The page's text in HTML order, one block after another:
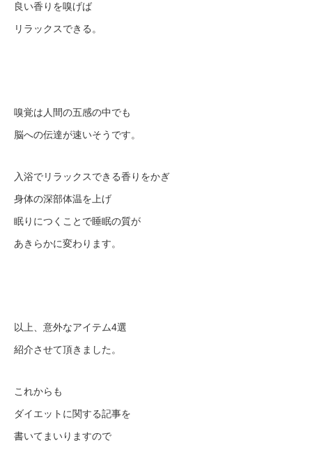
良い香りを嗅げば
リラックスできる。
嗅覚は人間の五感の中でも
脳への伝達が速いそうです。
入浴でリラックスできる香りをかぎ
身体の深部体温を上げ
眠りにつくことで睡眠の質が
あきらかに変わります。
以上、意外なアイテム4選
紹介させて頂きました。
これからも
ダイエットに関する記事を
書いてまいりますので